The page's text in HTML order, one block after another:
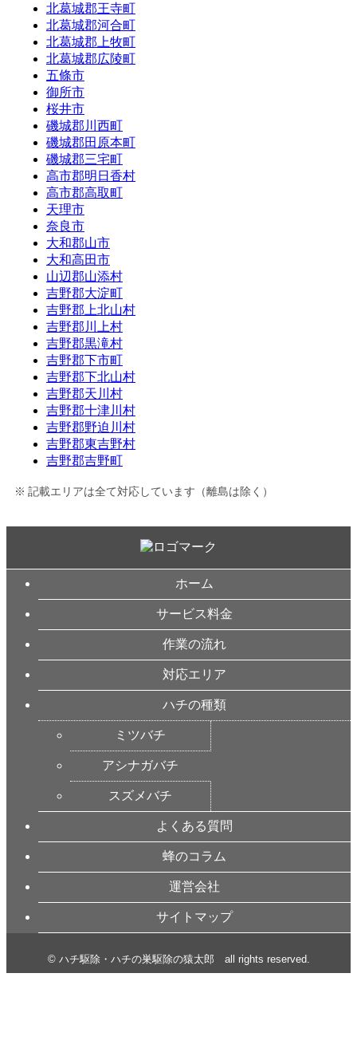
北葛城郡王寺町
北葛城郡河合町
北葛城郡上牧町
北葛城郡広陵町
五條市
御所市
桜井市
磯城郡川西町
磯城郡田原本町
磯城郡三宅町
高市郡明日香村
高市郡高取町
天理市
奈良市
大和郡山市
大和高田市
山辺郡山添村
吉野郡大淀町
吉野郡上北山村
吉野郡川上村
吉野郡黒滝村
吉野郡下市町
吉野郡下北山村
吉野郡天川村
吉野郡十津川村
吉野郡野迫川村
吉野郡東吉野村
吉野郡吉野町
記載エリアは全て対応しています（離島は除く）
ホーム
サービス料金
作業の流れ
対応エリア
ハチの種類
ミツバチ
アシナガバチ
スズメバチ
よくある質問
蜂のコラム
運営会社
サイトマップ
© ハチ駆除・ハチの巣駆除の猿太郎 all rights reserved.